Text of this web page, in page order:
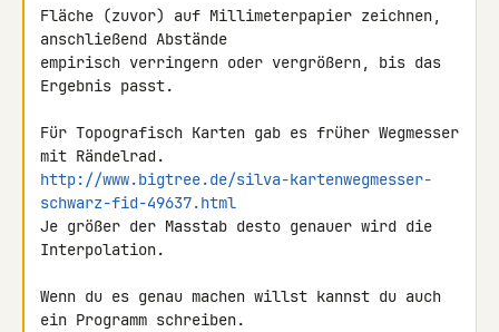
Fläche (zuvor) auf Millimeterpapier zeichnen,
anschließend Abstände
empirisch verringern oder vergrößern, bis das
Ergebnis passt.
Für Topografisch Karten gab es früher Wegmesser
http://www.bigtree.de/silva-kartenwegmesser-
schwarz-fid-49637.html
Je größer der Masstab desto genauer wird die
Interpolation.
Wenn du es genau machen willst kannst du auch
ein Programm schreiben.